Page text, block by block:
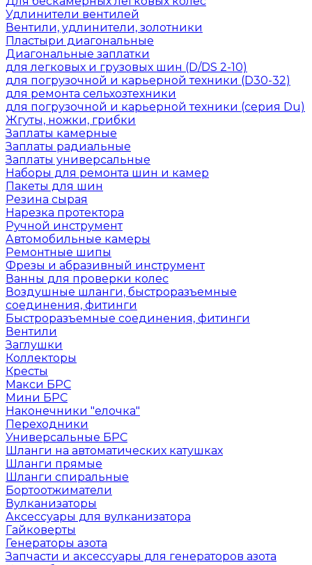
Удлинители вентилей
Вентили, удлинители, золотники
Пластыри диагональные
Диагональные заплатки
для легковых и грузовых шин (D/DS 2-10)
для погрузочной и карьерной техники (D30-32)
для ремонта сельхозтехники
для погрузочной и карьерной техники (серия Du)
Жгуты, ножки, грибки
Заплаты камерные
Заплаты радиальные
Заплаты универсальные
Наборы для ремонта шин и камер
Пакеты для шин
Резина сырая
Нарезка протектора
Ручной инструмент
Автомобильные камеры
Ремонтные шипы
Фрезы и абразивный инструмент
Ванны для проверки колес
Воздушные шланги, быстроразъемные
соединения, фитинги
Быстроразъемные соединения, фитинги
Вентили
Заглушки
Коллекторы
Кресты
Макси БРС
Мини БРС
Наконечники "елочка"
Переходники
Универсальные БРС
Шланги на автоматических катушках
Шланги прямые
Шланги спиральные
Бортоотжиматели
Вулканизаторы
Аксессуары для вулканизатора
Гайковерты
Генераторы азота
Запчасти и аксессуары для генераторов азота